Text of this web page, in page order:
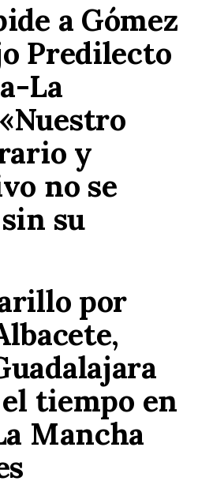
a Gómez
Predilecto
La
y
no se
su
por
tiempo en
Mancha